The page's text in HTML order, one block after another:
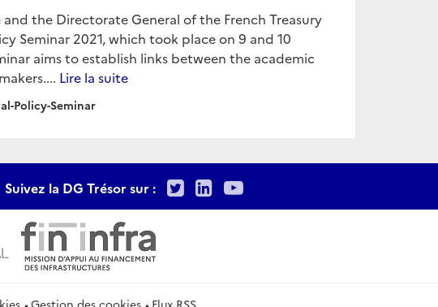
the Directorate General of the French Treasury
Seminar 2021, which took place on 9 and 10
aims to establish links between the academic
Lire la suite
Policy-Seminar
Suivez la DG Trésor sur : TwitterLinkedIn
Youtube